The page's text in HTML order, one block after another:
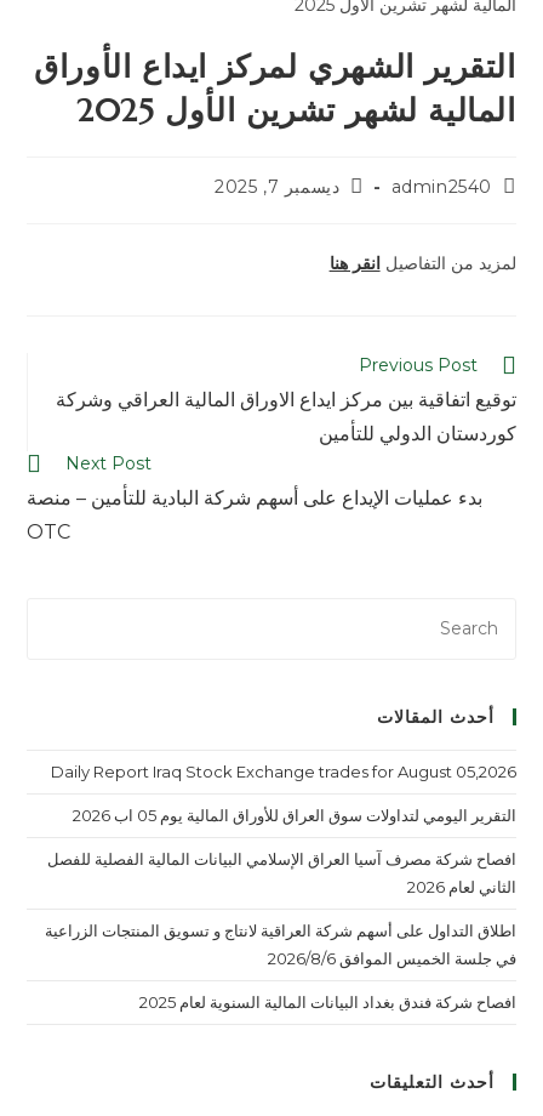
التقرير الشهري لمركز ايداع الأوراق
المالية لشهر تشرين الأول 2025
admin2540 ديسمبر 7, 2025
لمزيد من التفاصيل انقر هنا
Previous Post
توقيع اتفاقية بين مركز ايداع الاوراق المالية العراقي وشركة
كوردستان الدولي للتأمين
Next Post
بدء عمليات الإيداع على أسهم شركة البادية للتأمين – منصة
OTC
أحدث المقالات
Daily Report Iraq Stock Exchange trades for August 05,2026
التقرير اليومي لتداولات سوق العراق للأوراق المالية يوم 05 اب 2026
افصاح شركة مصرف آسيا العراق الإسلامي البيانات المالية الفصلية للفصل
الثاني لعام 2026
اطلاق التداول على أسهم شركة العراقية لانتاج و تسويق المنتجات الزراعية
في جلسة الخميس الموافق 2026/8/6
افصاح شركة فندق بغداد البيانات المالية السنوية لعام 2025
أحدث التعليقات